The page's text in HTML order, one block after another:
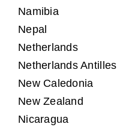
Namibia
Nepal
Netherlands
Netherlands Antilles
New Caledonia
New Zealand
Nicaragua